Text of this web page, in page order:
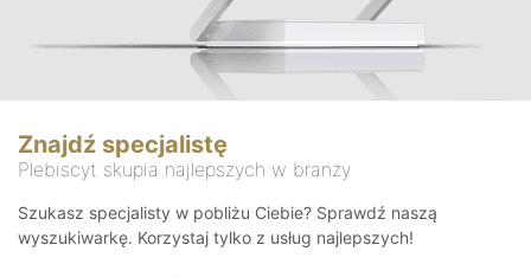
Znajdź specjalistę
Plebiscyt skupia najlepszych w branży
Szukasz specjalisty w pobliżu Ciebie? Sprawdź naszą
wyszukiwarkę. Korzystaj tylko z usług najlepszych!